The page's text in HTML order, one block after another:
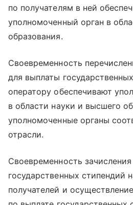
по получателям в ней
уполномоченный орган в
образования.
Своевременность
для выплаты
оператору обеспечивают
в области науки и высшего
уполномоченные органы
отрасли.
Своевременность
государственных стипендий
получателей и